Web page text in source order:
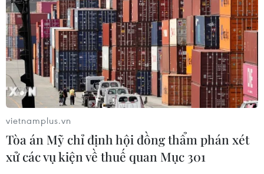
vietnamplus.vn
Tòa án Mỹ chỉ định hội đồng thẩm phán xét
xử các vụ kiện về thuế quan Mục 301